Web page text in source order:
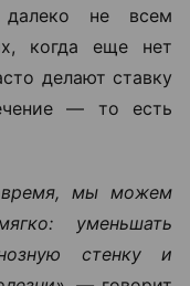
не всем
когда еще нет
делают ставку
— то есть
мы можем
уменьшать
стенку и